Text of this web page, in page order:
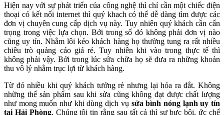
Hiện nay với sự phát triển của công nghệ thì chỉ cần một chiếc điện
thoại có kết nối internet thì quý khach có thể dễ dàng tìm được các
đơn vị chuyên cung cấp dịch vụ này. Tuy nhiên quý khách cần cẩn
trọng trong việc lựa chọn. Bởi trong số đó không phải đơn vị nào
cũng uy tín. Nhằm lôi kéo khách hàng họ thường tung ra rất nhiều
chiêu trò quảng cáo giá rẻ. Tuy nhiên khi vào trong thực tế thì
không phải vậy. Bởi trong lúc sửa chữa họ sẽ đưa ra những khoản
thu vô lý nhằm trục lợi từ khách hàng.
Từ đó nhiều khi quý khách tưởng rẻ nhưng lại hóa ra đắt. Không
những thế sản phẩm sau khi sửa cũng không đạt được chất lượng
như mong muốn như khi dùng dịch vụ sửa bình nóng lạnh uy tín
tại Hải Phòng. Chúng tôi tin rằng sau tất cả thì sự bực bội, ức chế